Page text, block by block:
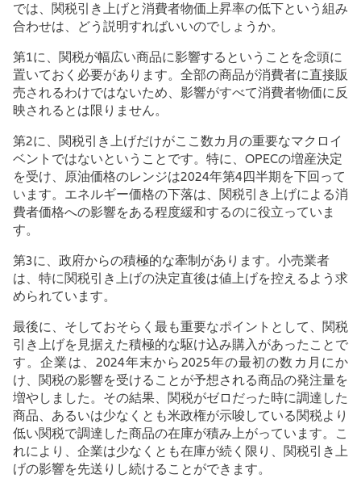
では、関税引き上げと消費者物価上昇率の低下という組み
合わせは、どう説明すればいいのでしょうか。
第1に、関税が幅広い商品に影響するということを念頭に
置いておく必要があります。全部の商品が消費者に直接販
売されるわけではないため、影響がすべて消費者物価に反
映されるとは限りません。
第2に、関税引き上げだけがここ数カ月の重要なマクロイ
ベントではないということです。特に、 OPECの増産決定
を受け、原油価格のレンジは2024年第4四半期を下回って
います。エネルギー価格の下落は、関税引き上げによる消
費者価格への影響をある程度緩和するのに役立っていま
す。
第3に、政府からの積極的な牽制があります。小売業者
は、特に関税引き上げの決定直後は値上げを控えるよう求
められています。
最後に、そしておそらく最も重要なポイントとして、関税
引き上げを見据えた積極的な駆け込み購入があったことで
す。企業は、 2024年末から 2025年の最初の数カ月にか
け、関税の影響を受けることが予想される商品の発注量を
増やしました。その結果、関税がゼロだった時に調達した
商品、あるいは少なくとも米政権が示唆している関税より
低い関税で調達した商品の在庫が積み上がっています。こ
れにより、企業は少なくとも在庫が続く限り、関税引き上
げの影響を先送りし続けることができます。